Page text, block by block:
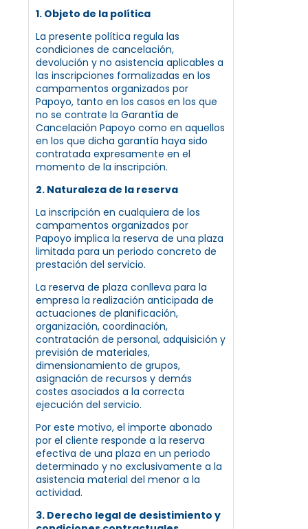
1. Objeto de la política
La presente política regula las
condiciones de cancelación,
devolución y no asistencia aplicables a
las inscripciones formalizadas en los
campamentos organizados por
Papoyo, tanto en los casos en los que
no se contrate la Garantía de
Cancelación Papoyo como en aquellos
en los que dicha garantía haya sido
contratada expresamente en el
momento de la inscripción.
2. Naturaleza de la reserva
La inscripción en cualquiera de los
campamentos organizados por
Papoyo implica la reserva de una plaza
limitada para un periodo concreto de
prestación del servicio.
La reserva de plaza conlleva para la
empresa la realización anticipada de
actuaciones de planificación,
organización, coordinación,
contratación de personal, adquisición y
previsión de materiales,
dimensionamiento de grupos,
asignación de recursos y demás
costes asociados a la correcta
ejecución del servicio.
Por este motivo, el importe abonado
por el cliente responde a la reserva
efectiva de una plaza en un periodo
determinado y no exclusivamente a la
asistencia material del menor a la
actividad.
3. Derecho legal de desistimiento y